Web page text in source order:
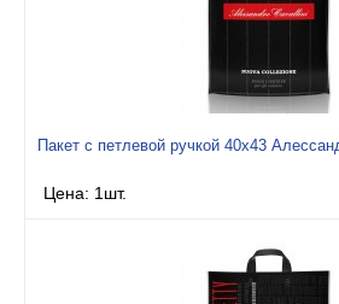
Пакет с петлевой ручкой 40x43
Цена: 1шт.